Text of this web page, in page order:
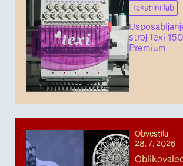
Tekstilni lab
stroj Texi
Premium
Obvestila
28. 7. 2026